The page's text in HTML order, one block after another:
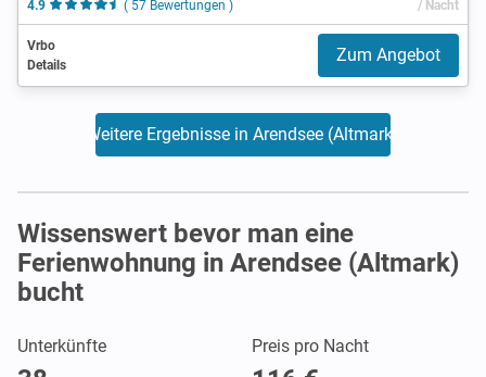
4.9
( 57 Bewertungen ) / Nacht
Vrbo
Details
Zum Angebot
Weitere Ergebnisse in Arendsee (Altmark)
Wissenswert bevor man eine
Ferienwohnung in Arendsee (Altmark)
bucht
Unterkünfte Preis pro Nacht